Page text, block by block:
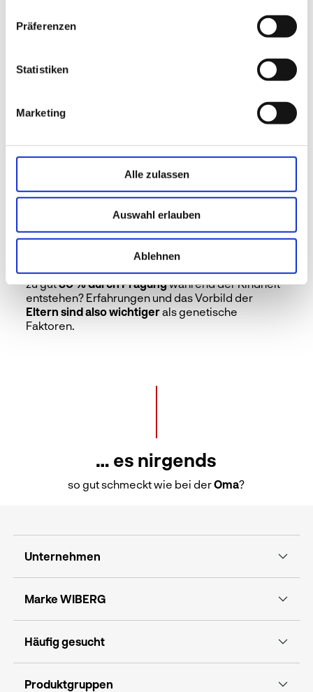
Präferenzen
Statistiken
Marketing
Alle zulassen
Auswahl erlauben
Ablehnen
… bei Kleinkindern
Zungesitzen? Bei Erwachsenen sind es nur mehr
… dass spätere Vorlieben
zu gut80 % durch Prägungwährend der Kindheit
entstehen? Erfahrungen und das Vorbild der
Eltern sind also wichtigerals genetische
Faktoren.
… es nirgends
so gut schmeckt wie bei derOma?
Unternehmen
Marke WIBERG
Häufig gesucht
Produktgruppen